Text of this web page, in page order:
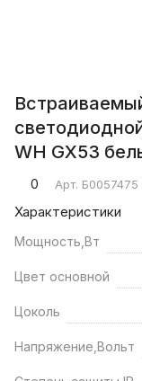
WH GX53
0 Арт. Б0057475
Характеристики
Мощность,Вт
Цвет основной
Цоколь
Напряжение,Вольт